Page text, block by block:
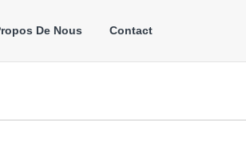
De Nous Contact